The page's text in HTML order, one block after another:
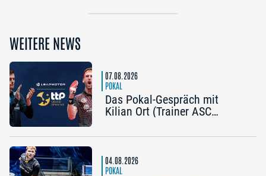
WEITERE NEWS
07.08.2026
POKAL
Das Pokal-Gespräch mit
Kilian Ort (Trainer ASC
Mengel (Post SV
wäre noch einmal schön“
04.08.2026
POKAL